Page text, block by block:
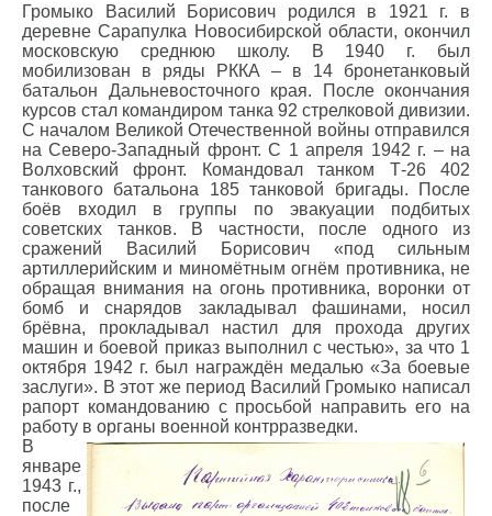
Громыко Василий Борисович родился в 1921 г. в
деревне Сарапулка Новосибирской области, окончил
московскую среднюю школу. В 1940 г. был
мобилизован в ряды РККА – в 14 бронетанковый
батальон Дальневосточного края. После окончания
курсов стал командиром танка 92 стрелковой дивизии.
С началом Великой Отечественной войны отправился
на Северо-Западный фронт. С 1 апреля 1942 г. – на
Волховский фронт. Командовал танком Т-26 402
танкового батальона 185 танковой бригады. После
боёв входил в группы по эвакуации подбитых
советских танков. В частности, после одного из
сражений Василий Борисович «под сильным
артиллерийским и миномётным огнём противника, не
обращая внимания на огонь противника, воронки от
бомб и снарядов закладывал фашинами, носил
брёвна, прокладывал настил для прохода других
машин и боевой приказ выполнил с честью», за что 1
октября 1942 г. был награждён медалью «За боевые
заслуги». В этот же период Василий Громыко написал
рапорт командованию с просьбой направить его на
работу в органы военной контрразведки.
В
январе
1943 г.,
после